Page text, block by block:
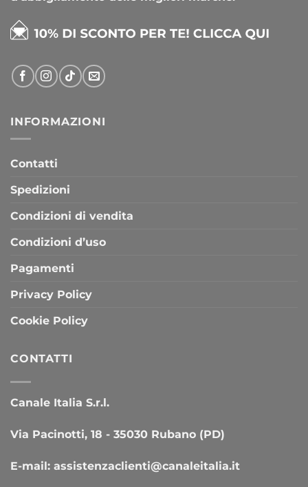
INFORMAZIONI
Contatti
Spedizioni
Condizioni di vendita
Condizioni d’uso
Pagamenti
Privacy Policy
Cookie Policy
CONTATTI
Canale Italia S.r.l.
Via Pacinotti, 18 - 35030 Rubano (PD)
E-mail: assistenzaclienti@canaleitalia.it